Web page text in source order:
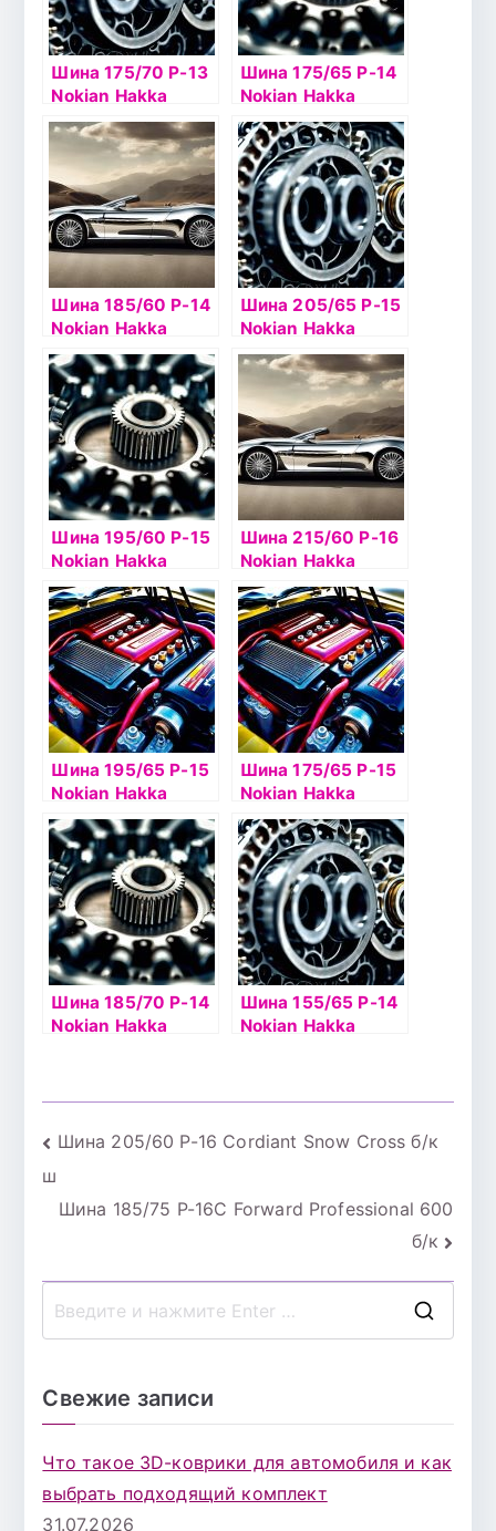
Шина 175/70 Р-13
Nokian Hakka
Green2 82Т б/к
Шина 175/65 Р-14
Nokian Hakka
Green2 86T б/к
Шина 185/60 Р-14
Nokian Hakka
Green2 82T б/к
Шина 205/65 Р-15
Nokian Hakka
Green2 XL 99H б/к
Шина 195/60 Р-15
Nokian Hakka
Green2 88H б/к
Шина 215/60 Р-16
Nokian Hakka
Green2 XL 99W б/
к
Шина 195/65 Р-15
Nokian Hakka
Green2 95H б/к
Шина 175/65 Р-15
Nokian Hakka
Green2 84Н б/к
Шина 185/70 Р-14
Nokian Hakka
Шина 155/65 Р-14
Nokian Hakka
Навигация
по
Шина 205/60 Р-16 Cordiant Snow Cross б/к
ш
Шина 185/75 Р-16С Forward Professional 600
б/к
Свежие записи
Что такое 3D-коврики для автомобиля и как
выбрать подходящий комплект
31.07.2026